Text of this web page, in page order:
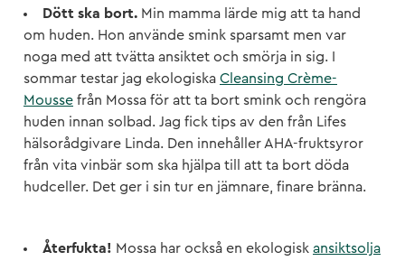
Dött ska bort. Min mamma lärde mig att ta hand
om huden. Hon använde smink sparsamt men var
noga med att tvätta ansiktet och smörja in sig. I
sommar testar jag ekologiska Cleansing Crème-
Mousse från Mossa för att ta bort smink och rengöra
huden innan solbad. Jag fick tips av den från Lifes
hälsorådgivare Linda. Den innehåller AHA-fruktsyror
från vita vinbär som ska hjälpa till att ta bort döda
hudceller. Det ger i sin tur en jämnare, finare bränna.
Återfukta! Mossa har också en ekologisk ansiktsolja